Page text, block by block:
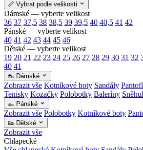
📏 Vybrat podle velikosti
Dámské — vyberte velikost
36 37 37,5 38 38,5 39 39,5 40 40,5 41 42
Pánské — vyberte velikost
40 41 42 43 44 45 46
Dětské — vyberte velikost
19 20 21 22 23 24 25 26 27 28 29 30 31 32
40 41
👠 Dámské
Zobrazit vše Kotníkové boty Sandály
Tenisky Kozačky Polobotky Baleríny
👞 Pánské
Zobrazit vše Polobotky Kotníkové boty
👟 Dětské
Zobrazit vše
Chlapecké